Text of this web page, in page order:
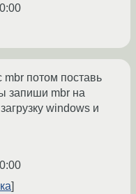
mbr потом поставь
запиши mbr на
windows и